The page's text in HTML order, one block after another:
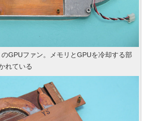
GPUファン。メモリとGPUを冷却する部
れている